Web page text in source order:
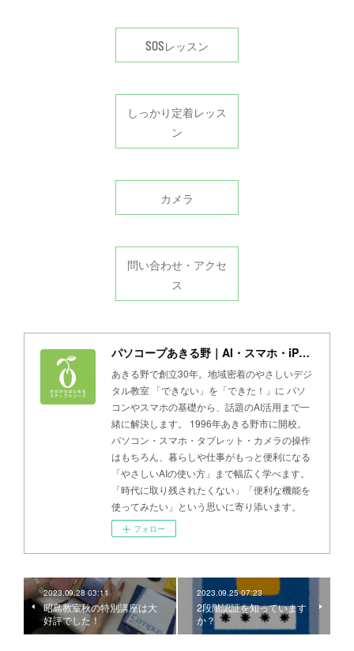
SOSレッスン
しっかり定着レッス
ン
カメラ
問い合わせ・アクセ
ス
パソコープあきる野｜AI・スマホ・iPad・パソコン教室
あきる野で創立30年。地域密着のやさしいデジ
タル教室 「できない」を「できた！」に パソ
コンやスマホの基礎から、話題のAI活用まで一
緒に解決します。 1996年あきる野市に開校。
パソコン・スマホ・タブレット・カメラの操作
はもちろん、暮らしや仕事がもっと便利になる
「やさしいAIの使い方」まで幅広く学べます。
「時代に取り残されたくない」「便利な機能を
使ってみたい」という思いに寄り添います。
フォロー
2023.09.28 03:11
昭島教室秋の特別講座は大
好評でした！
2023.09.25 07:23
2段階認証を知っています
か？